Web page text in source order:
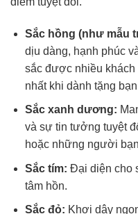
Sắc hồng (như mẫu
dịu dàng, hạnh phúc
sắc được nhiều khách
nhất khi dành tặng
Sắc xanh dương:
và sự tin tưởng tuyệt
hoặc những người
Sắc tím: Đại diện cho
tâm hồn.
Sắc đỏ: Khơi dậy